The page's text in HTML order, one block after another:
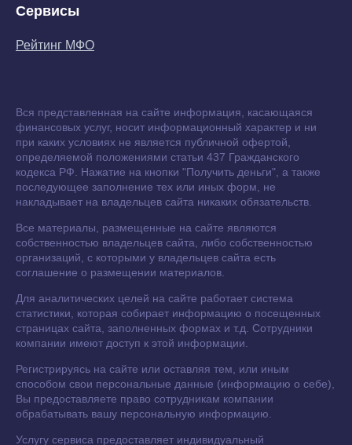
Сервисы
Рейтинг МФО
Вся представленная на сайте информация, касающаяся
финансовых услуг, носит информационный характер и ни
при каких условиях не является публичной офертой,
определяемой положениями статьи 437 Гражданского
кодекса РФ. Нажатие на кнопки "Получить деньги", а также
последующее заполнение тех или иных форм, не
накладывает на владельцев сайта никаких обязательств.
Все материалы, размещенные на сайте являются
собственностью владельцев сайта, либо собственностью
организаций, с которыми у владельцев сайта есть
соглашение о размещении материалов.
Для аналитических целей на сайте работает система
статистики, которая собирает информацию о посещенных
страницах сайта, заполненных формах и т.д. Сотрудники
компании имеют доступ к этой информации.
Регистрируясь на сайте или оставляя тем, или иным
способом свои персональные данные (информацию о себе),
Вы предоставляете право сотрудникам компании
обрабатывать вашу персональную информацию.
Услугу сервиса предоставляет индивидуальный